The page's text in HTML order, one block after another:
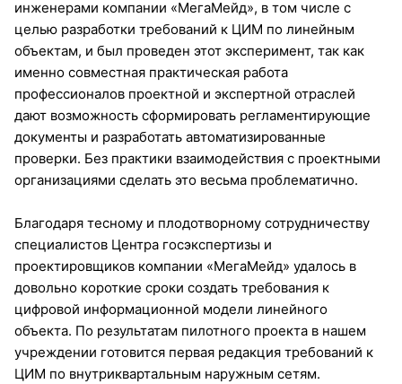
инженерами компании «МегаМейд», в том числе с
целью разработки требований к ЦИМ по линейным
объектам, и был проведен этот эксперимент, так как
именно совместная практическая работа
профессионалов проектной и экспертной отраслей
дают возможность сформировать регламентирующие
документы и разработать автоматизированные
проверки. Без практики взаимодействия с проектными
организациями сделать это весьма проблематично.
Благодаря тесному и плодотворному сотрудничеству
специалистов Центра госэкспертизы и
проектировщиков компании «МегаМейд» удалось в
довольно короткие сроки создать требования к
цифровой информационной модели линейного
объекта. По результатам пилотного проекта в нашем
учреждении готовится первая редакция требований к
ЦИМ по внутриквартальным наружным сетям.